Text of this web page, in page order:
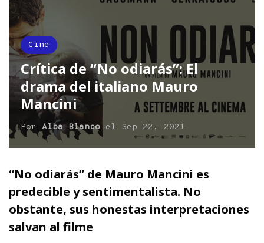
Cine
Crítica de “No odiarás”: El
drama del italiano Mauro
Mancini
Por Alba Blanco el Sep 22, 2021
“No odiarás” de Mauro Mancini es
predecible y sentimentalista. No
obstante, sus honestas interpretaciones
salvan al filme